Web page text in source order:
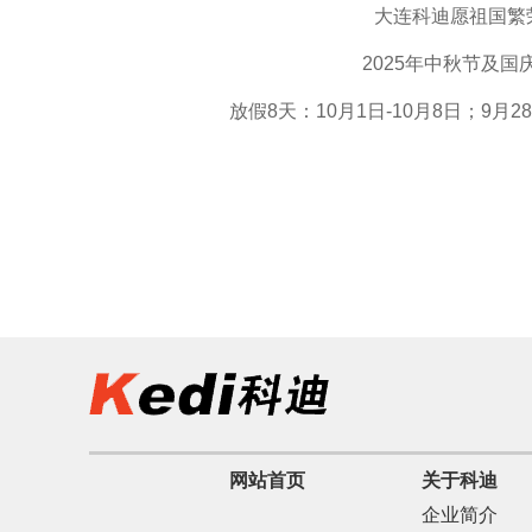
大连科迪愿祖国
2025年中秋节及国
放假8天：10月1日-10月8日；9月
网站首页
关于科迪
企业简介